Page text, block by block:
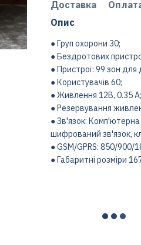
Доставка
Опис
● Груп охорони 30;
● Бездротових
● Пристрої: 99 зон для
● Користувачів 60;
● Живлення 12В, 0.35 А;
● Резервування
● Зв'язок:
шифрований зв'язок,
● GSM/GPRS: 850/900/
● Габаритні розміри